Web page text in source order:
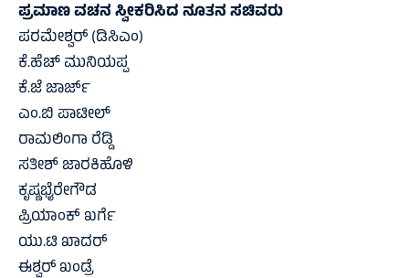
ಪ್ರಮಾಣ ವಚನ ಸ್ವೀಕರಿಸಿದ ನೂತನ ಸಚಿವರು
ಪರಮೇಶ್ವರ್‌ (ಡಿಸಿಎಂ)
ಕೆ.ಹೆಚ್‌ ಮುನಿಯಪ್ಪ
ಕೆ.ಜೆ ಜಾರ್ಜ್‌
ಎಂ.ಬಿ ಪಾಟೀಲ್‌
ರಾಮಲಿಂಗಾ ರೆಡ್ಡಿ
ಸತೀಶ್‌ ಜಾರಕಿಹೊಳಿ
ಕೃಷ್ಣಭೈರೇಗೌಡ
ಪ್ರಿಯಾಂಕ್‌ ಖರ್ಗೆ
ಯು.ಟಿ ಖಾದರ್‌
ಈಶ್ವರ್‌ ಖಂಡ್ರೆ